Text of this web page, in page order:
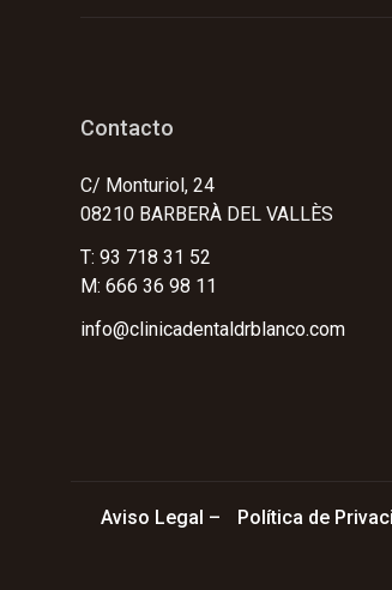
Contacto
C/ Monturiol, 24
08210 BARBERÀ DEL VALLÈS
T: 93 718 31 52
M: 666 36 98 11
info@clinicadentaldrblanco.com
Aviso Legal – Política de